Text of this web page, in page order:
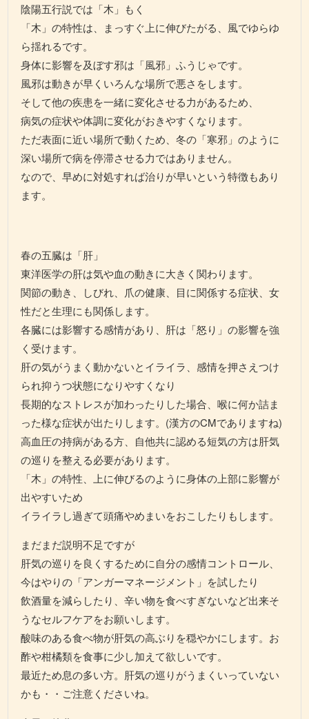
陰陽五行説では「木」もく
「木」の特性は、まっすぐ上に伸びたがる、風でゆらゆ
ら揺れるです。
身体に影響を及ぼす邪は「風邪」ふうじゃです。
風邪は動きが早くいろんな場所で悪さをします。
そして他の疾患を一緒に変化させる力があるため、
病気の症状や体調に変化がおきやすくなります。
ただ表面に近い場所で動くため、冬の「寒邪」のように
深い場所で病を停滞させる力ではありません。
なので、早めに対処すれば治りが早いという特徴もあり
ます。
春の五臓は「肝」
東洋医学の肝は気や血の動きに大きく関わります。
関節の動き、しびれ、爪の健康、目に関係する症状、女
性だと生理にも関係します。
各臓には影響する感情があり、肝は「怒り」の影響を強
く受けます。
肝の気がうまく動かないとイライラ、感情を押さえつけ
られ抑うつ状態になりやすくなり
長期的なストレスが加わったりした場合、喉に何か詰ま
った様な症状が出たりします。(漢方のCMでありますね)
高血圧の持病がある方、自他共に認める短気の方は肝気
の巡りを整える必要があります。
「木」の特性、上に伸びるのように身体の上部に影響が
出やすいため
イライラし過ぎて頭痛やめまいをおこしたりもします。
まだまだ説明不足ですが
肝気の巡りを良くするために自分の感情コントロール、
今はやりの「アンガーマネージメント」を試したり
飲酒量を減らしたり、辛い物を食べすぎないなど出来そ
うなセルフケアをお願いします。
酸味のある食べ物が肝気の高ぶりを穏やかにします。お
酢や柑橘類を食事に少し加えて欲しいです。
最近ため息の多い方。肝気の巡りがうまくいっていない
かも・・ご注意くださいね。